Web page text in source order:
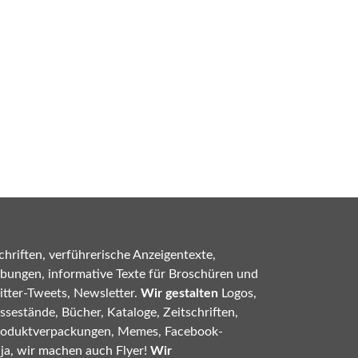
verführerische Anzeigentexte,
informative Texte für Broschüren und
Tweets, Newsletter. Wir gestalten Logos,
Bücher, Kataloge, Zeitschriften,
Memes, Facebook-
wir machen auch Flyer! Wir